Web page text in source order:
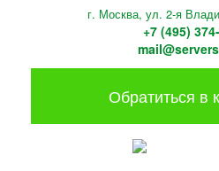
г. Москва, ул. 2-я
+7 (495)
Обратиться в